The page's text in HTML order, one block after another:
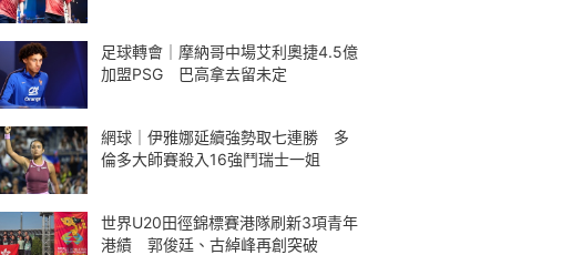
足球轉會｜摩納哥中場艾利奧捷4.5億
加盟PSG 巴高拿去留未定
網球｜伊雅娜延續強勢取七連勝 多
倫多大師賽殺入16強鬥瑞士一姐
世界U20田徑錦標賽港隊刷新3項青年
港績 郭俊廷、古綽峰再創突破